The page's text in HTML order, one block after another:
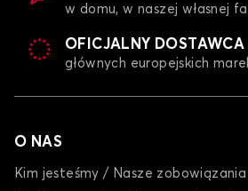
w domu, w naszej własnej
OFICJALNY DOSTAWCA
głównych europejskich
O NAS
Kim jesteśmy / Nasze zobowiązania